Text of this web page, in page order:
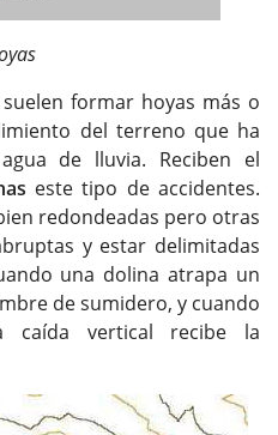
formar hoyas más o
del terreno que ha
de lluvia. Reciben el
este tipo de accidentes.
redondeadas pero otras
y estar delimitadas
una dolina atrapa un
de sumidero, y cuando
caída vertical recibe la